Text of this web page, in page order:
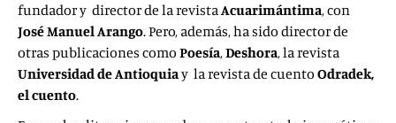
fundador y director de la revistaAcuarimántima, con
JoséManuel Arango. Pero, además, ha sido director de
otras publicaciones como Poesía,Deshora, la revista
Universidad de Antioquiay la revista de cuento Odradek,
el cuento.